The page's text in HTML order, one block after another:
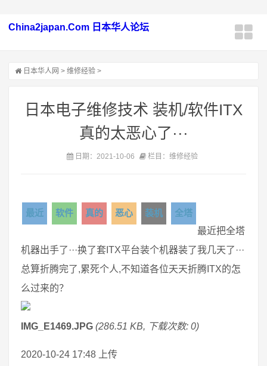
China2japan.Com 日本华人论坛
日本华人网 > 维修经验 >
日本电子维修技术 装机/软件ITX
真的太恶心了···
日期：2021-10-06 栏目：维修经验
最近 软件 真的 恶心 装机
全塔
最近把全塔
机器出手了···换了套ITX平台装个机器装了我几天了···
总算折腾完了,累死个人,不知道各位天天折腾ITX的怎
么过来的？
IMG_E1469.JPG (286.51 KB, 下载次数: 0)
2020-10-24 17:48 上传